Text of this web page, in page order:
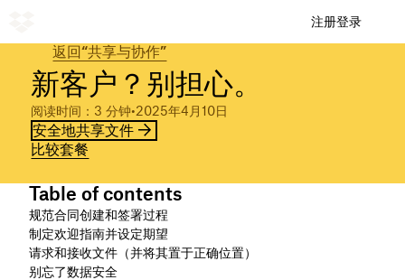
注册登录
返回“共享与协作”
新客户？别担心。
阅读时间：3 分钟•2025年4月10日
安全地共享文件
比较套餐
Table of contents
规范合同创建和签署过程
制定欢迎指南并设定期望
请求和接收文件（并将其置于正确位置）
别忘了数据安全